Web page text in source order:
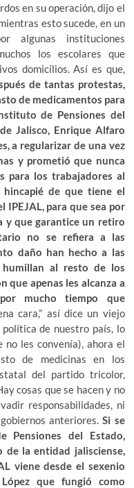
en su operación, dijo el
esto sucede, en un
algunas instituciones
los escolares que
domicilios. Así es que,
de tantas protestas,
de medicamentos para
de Pensiones del
Jalisco, Enrique Alfaro
a regularizar de una vez
y prometió que nunca
para los trabajadores al
hincapié de que tiene el
IPEJAL, para que sea por
y que garantice un retiro
no se refiera a las
daño han hecho a las
humillan al resto de los
que apenas les alcanza a
mucho tiempo que
cara,” así dice un viejo
de nuestro país, lo
no les convenía), ahora el
de medicinas en los
del partido tricolor,
cosas que se hacen y no
responsabilidades, ni
anteriores.Si se
Pensiones del Estado,
de la entidad jalisciense,
viene desde el sexenio
que fungió como